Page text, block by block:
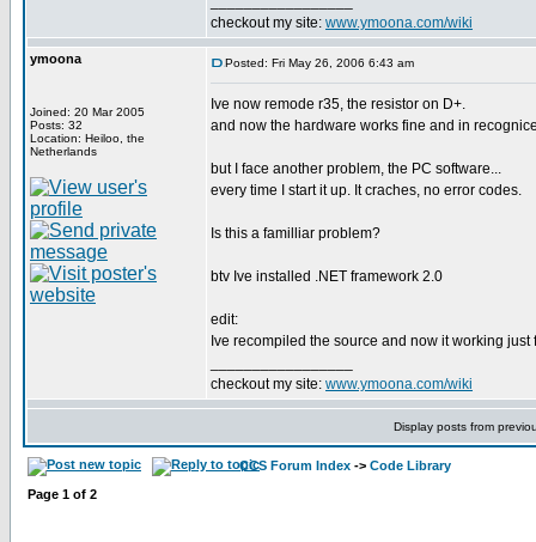
checkout my site: www.ymoona.com/wiki
ymoona
Joined: 20 Mar 2005
Posts: 32
Location: Heiloo, the
Netherlands
Posted: Fri May 26, 2006 6:43 am
Ive now remode r35, the resistor on D+.
and now the hardware works fine and in
but I face another problem, the PC software...
every time I start it up. It craches, no error codes.
Is this a familliar problem?
btv Ive installed .NET framework 2.0
edit:
Ive recompiled the source and now it working just
checkout my site: www.ymoona.com/wiki
Display posts from
CCS Forum Index -> Code Library
Page 1 of 2